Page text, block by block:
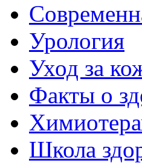
Урология
Уход за
Факты о
Школа